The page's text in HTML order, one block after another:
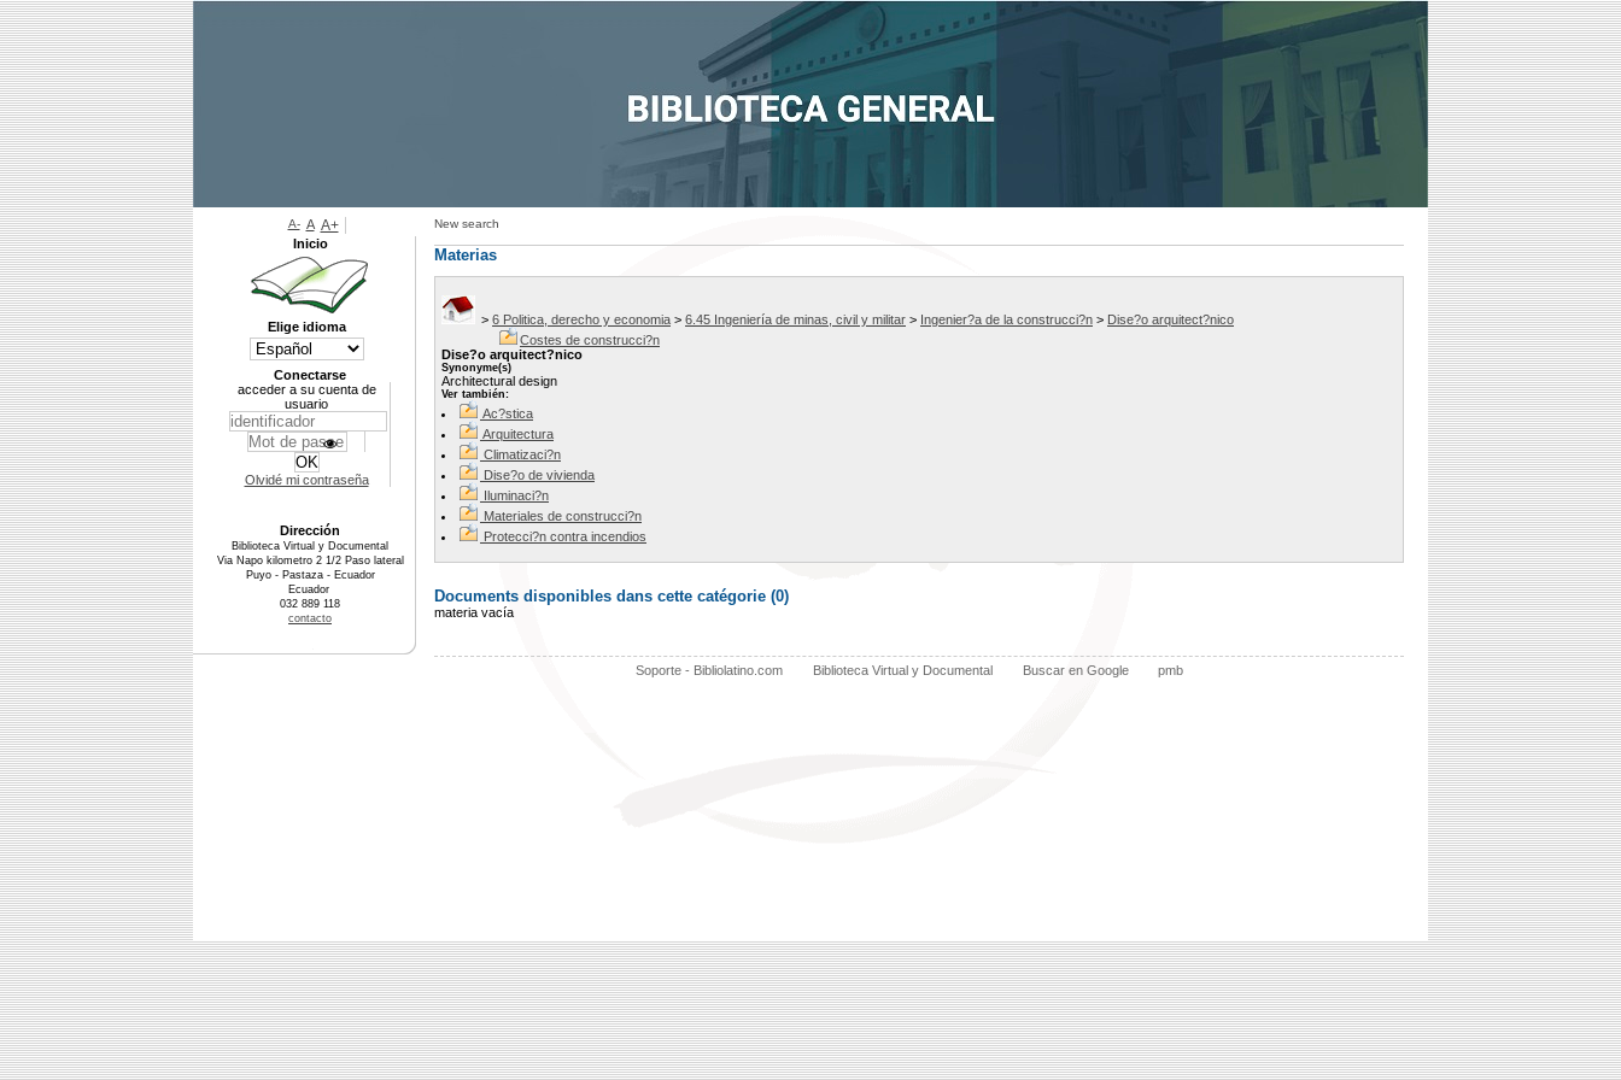
New search
Materias
> 6 Politica, derecho y economia > 6.45 Ingeniería de minas, civil y militar > Ingenier?a de la construcci?n > Dise?o arquitect?nico
Costes de construcci?n
Dise?o arquitect?nico
Synonyme(s)
Architectural design
Ver también:
Ac?stica
Arquitectura
Climatizaci?n
Dise?o de vivienda
Iluminaci?n
Materiales de construcci?n
Protecci?n contra incendios
Documents disponibles dans cette catégorie (0)
materia vacía
Soporte - Bibliolatino.com Biblioteca Virtual y Documental Buscar en Google pmb
A- A A+
Inicio
Elige idioma
Conectarse
acceder a su cuenta de
usuario
Olvidé mi contraseña
Dirección
Biblioteca Virtual y Documental
Via Napo kilometro 2 1/2 Paso lateral
Puyo - Pastaza - Ecuador
Ecuador
032 889 118
contacto